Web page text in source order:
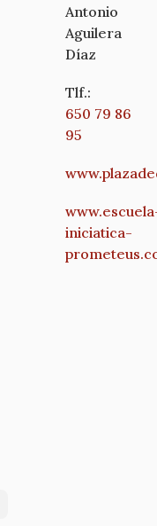
Antonio
Aguilera
Díaz
Tlf.:
650 79 86
95
iniciatica-